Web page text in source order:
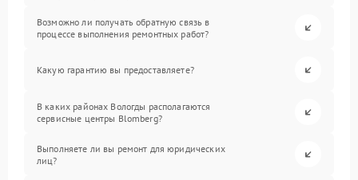
Возможно ли получать обратную связь в
процессе выполнения ремонтных работ?
Какую гарантию вы предоставляете?
В каких районах Вологды располагаются
сервисные центры Blomberg?
Выполняете ли вы ремонт для юридических
лиц?